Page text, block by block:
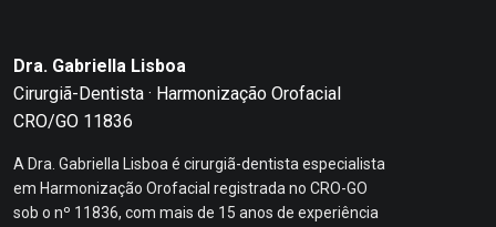
Dra. Gabriella Lisboa
Cirurgiã-Dentista · Harmonização Orofacial
CRO/GO 11836
A Dra. Gabriella Lisboa é cirurgiã-dentista especialista
em Harmonização Orofacial registrada no CRO-GO
sob o nº 11836, com mais de 15 anos de experiência